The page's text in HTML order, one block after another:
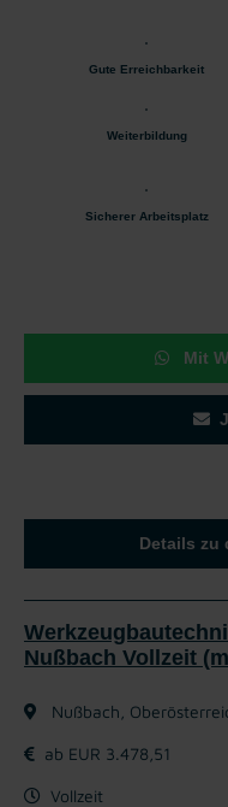
Gute Erreichbarkeit
Weiterbildung
Sicherer Arbeitsplatz
Mit
Details zu
Nußbach Vollzeit
Nußbach,
ab EUR 3.478,51
Vollzeit